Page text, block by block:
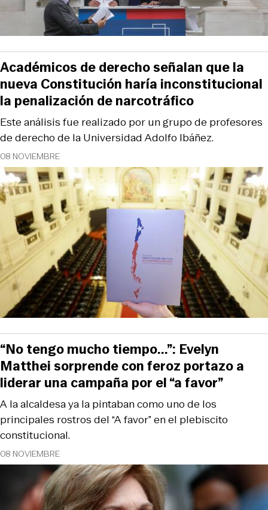
08 NOVIEMBRE
Este análisis fue realizado por un grupo de profesores
de derecho de la Universidad Adolfo Ibáñez.
Académicos de derecho señalan que la
nueva Constitución haría inconstitucional
la penalización de narcotráfico
08 NOVIEMBRE
A la alcaldesa ya la pintaban como uno de los
principales rostros del “A favor” en el plebiscito
constitucional.
“No tengo mucho tiempo...”: Evelyn
Matthei sorprende con feroz portazo a
liderar una campaña por el “a favor”